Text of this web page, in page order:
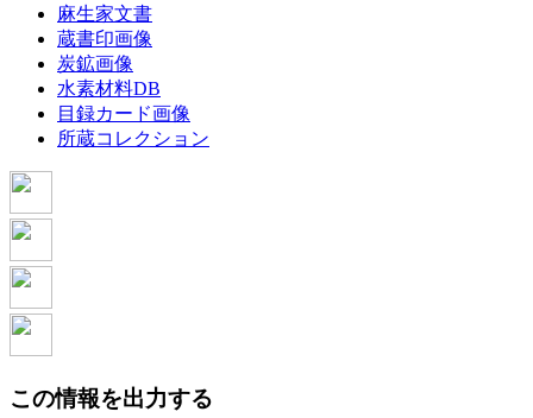
麻生家文書
蔵書印画像
炭鉱画像
水素材料DB
目録カード画像
所蔵コレクション
この情報を出力する